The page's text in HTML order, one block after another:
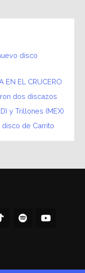
disco
EN EL CRUCERO
dos discazos
y Trillones (MEX)
de Carrito